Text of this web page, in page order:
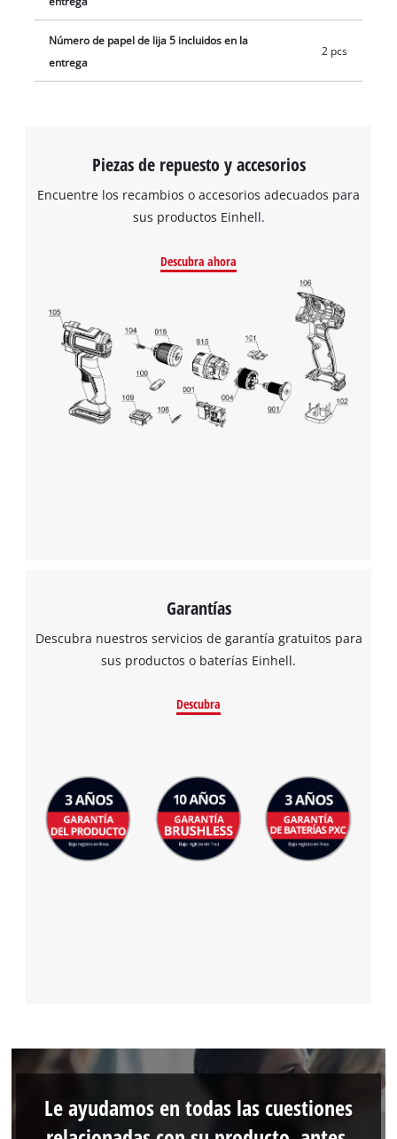
¡Necesitamos su consentimiento para
cargar el servicio Google Maps!
This content is not permitted to load due
to trackers that are not disclosed to the
visitor. The website owner needs to setup
the site with their CMP to add this content
to the list of technologies used.
Número de papel de lija 5 incluidos en la
entrega
2 pcs
Piezas de repuesto y accesorios
Encuentre los recambios o accesorios adecuados para
sus productos Einhell.
Descubra ahora
Garantías
Descubra nuestros servicios de garantía gratuitos para
sus productos o baterías Einhell.
Descubra
Le ayudamos en todas las cuestiones